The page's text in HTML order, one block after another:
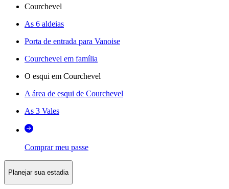
Courchevel
As 6 aldeias
Porta de entrada para Vanoise
Courchevel em família
O esqui em Courchevel
A área de esqui de Courchevel
As 3 Vales
Comprar meu passe
Planejar sua estadia